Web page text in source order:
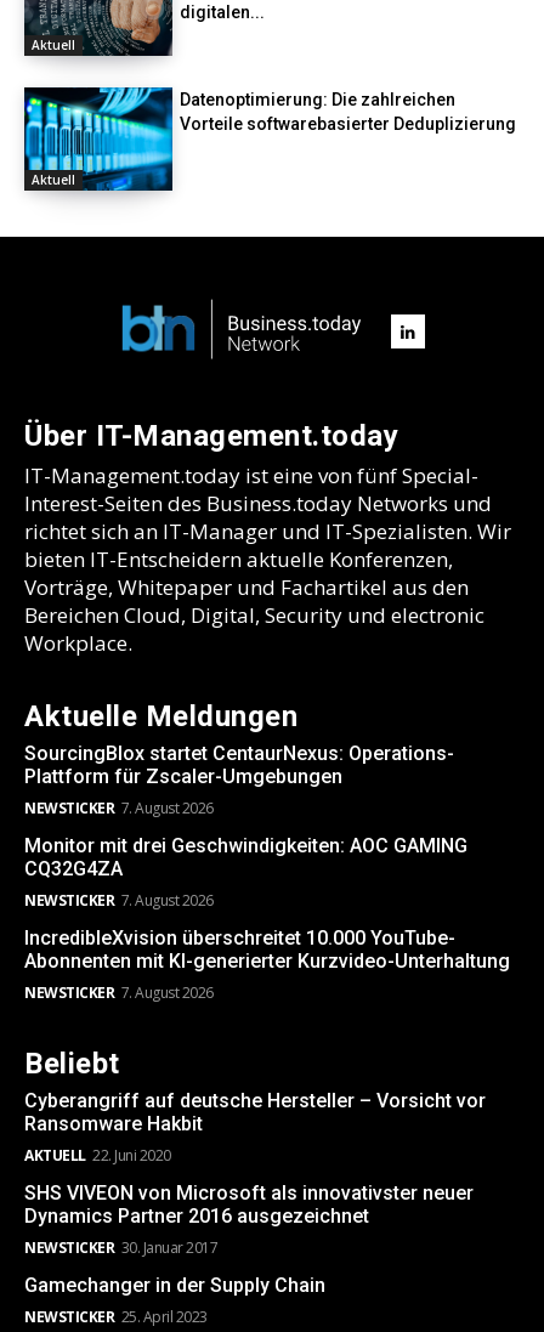
Aktuell
digitalen...
Aktuell
Datenoptimierung: Die zahlreichen
Vorteile softwarebasierter Deduplizierung
Über IT-Management.today
IT-Management.today ist eine von fünf Special-
Interest-Seiten des Business.today Networks und
richtet sich an IT-Manager und IT-Spezialisten. Wir
bieten IT-Entscheidern aktuelle Konferenzen,
Vorträge, Whitepaper und Fachartikel aus den
Bereichen Cloud, Digital, Security und electronic
Workplace.
Aktuelle Meldungen
SourcingBlox startet CentaurNexus: Operations-
Plattform für Zscaler-Umgebungen
NEWSTICKER 7. August 2026
Monitor mit drei Geschwindigkeiten: AOC GAMING
CQ32G4ZA
NEWSTICKER 7. August 2026
IncredibleXvision überschreitet 10.000 YouTube-
Abonnenten mit KI-generierter Kurzvideo-Unterhaltung
NEWSTICKER 7. August 2026
Beliebt
Cyberangriff auf deutsche Hersteller – Vorsicht vor
Ransomware Hakbit
AKTUELL 22. Juni 2020
SHS VIVEON von Microsoft als innovativster neuer
Dynamics Partner 2016 ausgezeichnet
NEWSTICKER 30. Januar 2017
Gamechanger in der Supply Chain
NEWSTICKER 25. April 2023